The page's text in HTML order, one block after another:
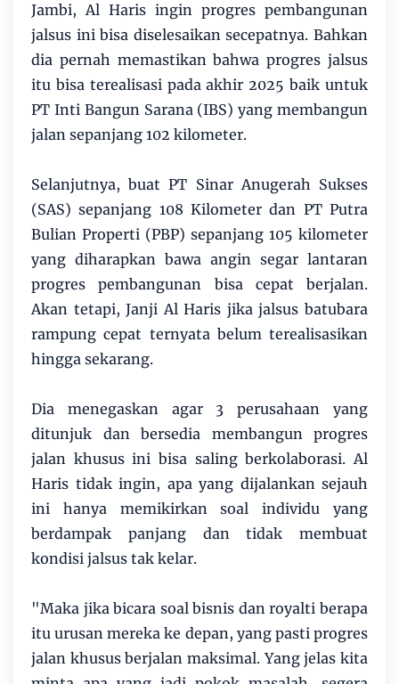
Jambi, Al Haris ingin progres pembangunan
jalsus ini bisa diselesaikan secepatnya. Bahkan
dia pernah memastikan bahwa progres jalsus
itu bisa terealisasi pada akhir 2025 baik untuk
PT Inti Bangun Sarana (IBS) yang membangun
jalan sepanjang 102 kilometer.
Selanjutnya, buat PT Sinar Anugerah Sukses
(SAS) sepanjang 108 Kilometer dan PT Putra
Bulian Properti (PBP) sepanjang 105 kilometer
yang diharapkan bawa angin segar lantaran
progres pembangunan bisa cepat berjalan.
Akan tetapi, Janji Al Haris jika jalsus batubara
rampung cepat ternyata belum terealisasikan
hingga sekarang.
Dia menegaskan agar 3 perusahaan yang
ditunjuk dan bersedia membangun progres
jalan khusus ini bisa saling berkolaborasi. Al
Haris tidak ingin, apa yang dijalankan sejauh
ini hanya memikirkan soal individu yang
berdampak panjang dan tidak membuat
kondisi jalsus tak kelar.
"Maka jika bicara soal bisnis dan royalti berapa
itu urusan mereka ke depan, yang pasti progres
jalan khusus berjalan maksimal. Yang jelas kita